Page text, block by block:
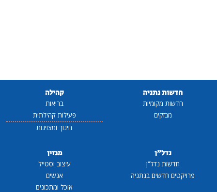
חדשות נתניה
חדשות מקומיות
מבזקים
קהילה
בריאות
פעילות קהילתית
חינוך ומצוינות
נדל"ן
חדשות נדל"ן
פרויקטים חדשים בנתניה
מגזין
עיצוב וסטייל
אנשים
אוכל ומתכונים